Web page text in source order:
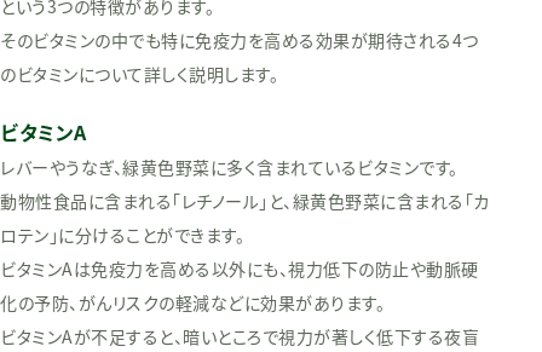
という3つの特徴があります。
そのビタミンの中でも特に免疫力を高める効果が期待される4つ
のビタミンについて詳しく説明します。
ビタミンA
レバーやうなぎ、緑黄色野菜に多く含まれているビタミンです。
動物性食品に含まれる「レチノール」と、緑黄色野菜に含まれる「カ
ロテン」に分けることができます。
ビタミンAは免疫力を高める以外にも、視力低下の防止や動脈硬
化の予防、がんリスクの軽減などに効果があります。
ビタミンAが不足すると、暗いところで視力が著しく低下する夜盲